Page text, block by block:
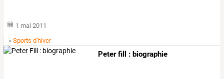
1 mai 2011
»Sports d'hiver
Peter fill : biographie